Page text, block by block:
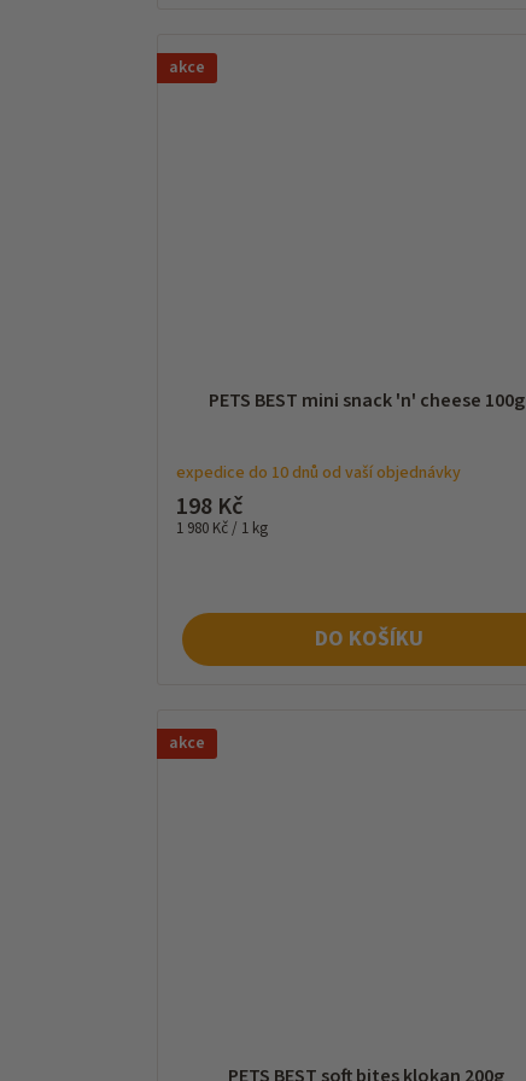
akce
PETS BEST mini snack 'n' cheese 100g
expedice do 10 dnů od vaší objednávky
198 Kč
Měrná
1 980 Kč / 1 kg
DO KOŠÍKU
akce